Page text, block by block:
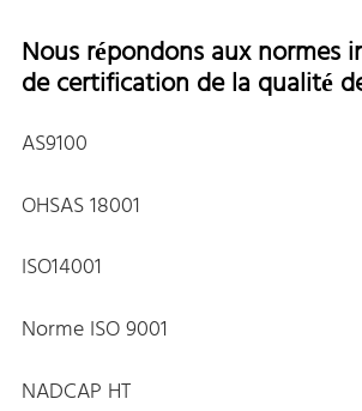
Nous répondons aux normes
de certification de la qualité
AS9100
OHSAS 18001
ISO14001
Norme ISO 9001
NADCAP HT